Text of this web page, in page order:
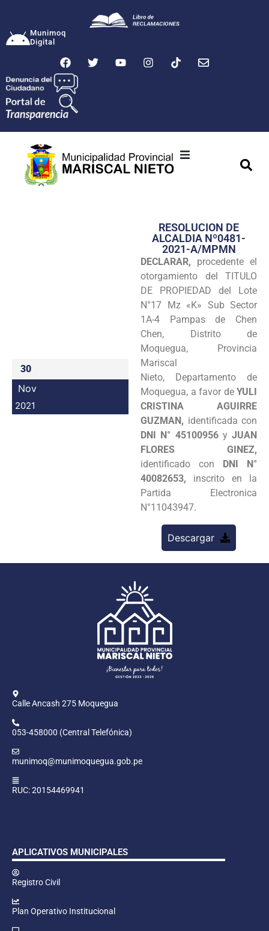
Munimoq
Digital
Transparencia
Seguridad
Programas
Intranet
30
Nov
2021
RESOLUCION DE
ALCALDIA Nº0481-
2021-A/MPMN
DECLARAR, procedente el
otorgamiento del TITULO
DE PROPIEDAD del Lote
N°17 Mz «K» Sub Sector
1A-4 Pampas de Chen
Chen, Distrito de
Moquegua, Provincia
Mariscal
Nieto, Departamento de
Moquegua, a favor de YULI
CRISTINA AGUIRRE
GUZMAN, identificada con
DNI N° 45100956 y JUAN
FLORES GINEZ,
identificado con DNI N°
40082653, inscrito en la
Partida Electronica
N°11043947.
Descargar
Calle Ancash 275 Moquegua
053-458000 (Central Telefónica)
munimoq@munimoquegua.gob.pe
RUC: 20154469941
APLICATIVOS MUNICIPALES
Registro Civil
Plan Operativo Institucional